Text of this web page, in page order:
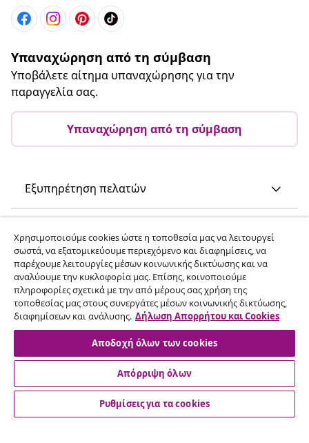
Υπαναχώρηση από τη σύμβαση
Υποβάλετε αίτημα υπαναχώρησης για την
παραγγελία σας.
Υπαναχώρηση από τη σύμβαση
Εξυπηρέτηση πελατών
vidaXL
Ανακαλύψτε περισσότερα
© 2008-2026 vidaXL Ο ιστότοπος www.vidaxl.gr αποτελεί
Χρησιμοποιούμε cookies ώστε η τοποθεσία μας να λειτουργεί
σωστά, να εξατομικεύουμε περιεχόμενο και διαφημίσεις, να
παρέχουμε λειτουργίες μέσων κοινωνικής δικτύωσης και να
αναλύουμε την κυκλοφορία μας. Επίσης, κοινοποιούμε
πληροφορίες σχετικά με την από μέρους σας χρήση της
τοποθεσίας μας στους συνεργάτες μέσων κοινωνικής δικτύωσης,
διαφημίσεων και ανάλυσης. Δήλωση Απορρήτου και Cookies
Αποδοχή όλων των cookies
Απόρριψη όλων
Ρυθμίσεις για τα cookies